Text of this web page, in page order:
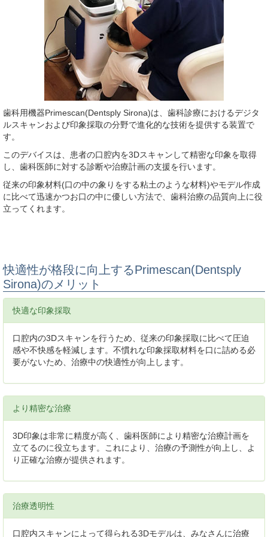
歯科用機器Primescan(Dentsply Sirona)は、歯科診療におけるデジタ
ルスキャンおよび印象採取の分野で進化的な技術を提供する装置で
す。
このデバイスは、患者の口腔内を3Dスキャンして精密な印象を取得
し、歯科医師に対する診断や治療計画の支援を行います。
従来の印象材料(口の中の象りをする粘土のような材料)やモデル作成
に比べて迅速かつお口の中に優しい方法で、歯科治療の品質向上に役
立ってくれます。
快適性が格段に向上するPrimescan(Dentsply
Sirona)のメリット
快適な印象採取
口腔内の3Dスキャンを行うため、従来の印象採取に比べて圧迫
感や不快感を軽減します。不慣れな印象採取材料を口に詰める必
要がないため、治療中の快適性が向上します。
より精密な治療
3D印象は非常に精度が高く、歯科医師により精密な治療計画を
立てるのに役立ちます。これにより、治療の予測性が向上し、よ
り正確な治療が提供されます。
治療透明性
口腔内スキャンによって得られる3Dモデルは、みなさんに治療